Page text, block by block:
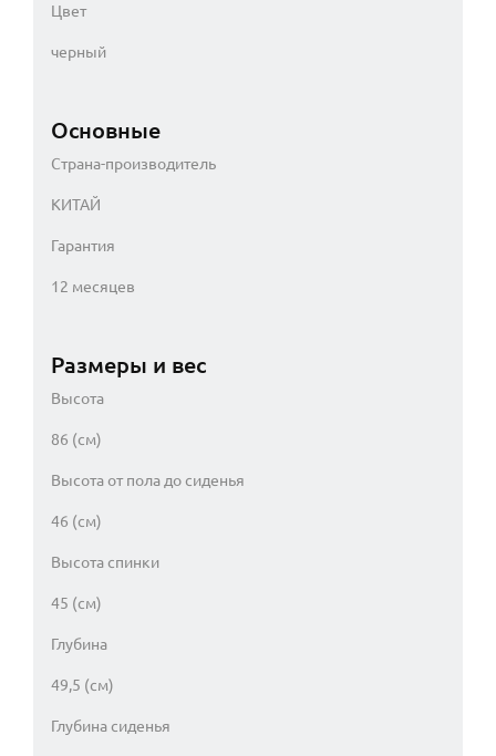
Цвет
черный
Основные
Страна-производитель
КИТАЙ
Гарантия
12 месяцев
Размеры и вес
Высота
86 (см)
Высота от пола до сиденья
46 (см)
Высота спинки
45 (см)
Глубина
49,5 (см)
Глубина сиденья